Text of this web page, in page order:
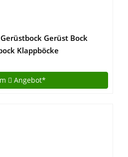
Gerüst Bock
Klappböcke
Angebot*